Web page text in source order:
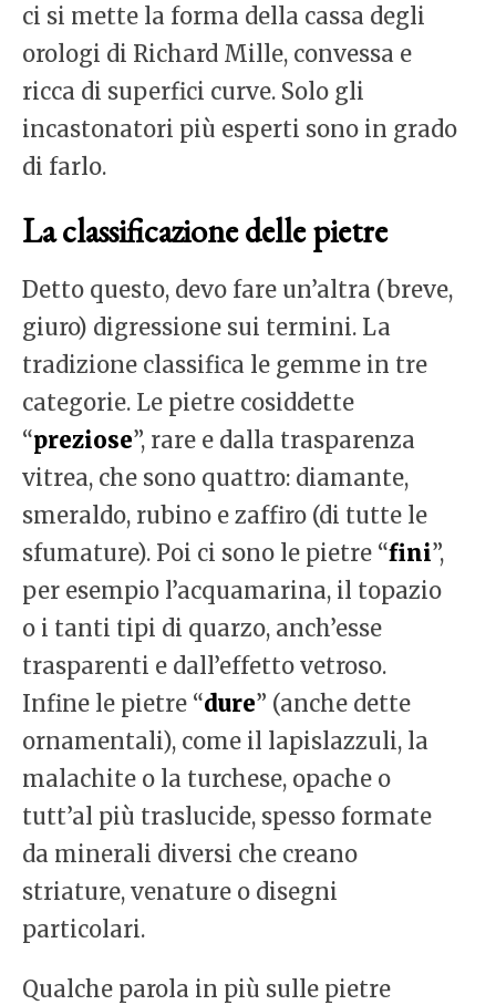
ci si mette la forma della cassa degli
orologi di Richard Mille, convessa e
ricca di superfici curve. Solo gli
incastonatori più esperti sono in grado
di farlo.
La classificazione delle pietre
Detto questo, devo fare un’altra (breve,
giuro) digressione sui termini. La
tradizione classifica le gemme in tre
categorie. Le pietre cosiddette
“preziose”, rare e dalla trasparenza
vitrea, che sono quattro: diamante,
smeraldo, rubino e zaffiro (di tutte le
sfumature). Poi ci sono le pietre “fini”,
per esempio l’acquamarina, il topazio
o i tanti tipi di quarzo, anch’esse
trasparenti e dall’effetto vetroso.
Infine le pietre “dure” (anche dette
ornamentali), come il lapislazzuli, la
malachite o la turchese, opache o
tutt’al più traslucide, spesso formate
da minerali diversi che creano
striature, venature o disegni
particolari.
Qualche parola in più sulle pietre